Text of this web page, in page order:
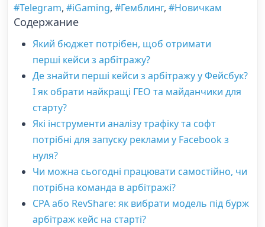
#Telegram, #iGaming, #Гемблинг, #Новичкам
Содержание
Який бюджет потрібен, щоб отримати
перші кейси з арбітражу?
Де знайти перші кейси з арбітражу у Фейсбук?
І як обрати найкращі ГЕО та майданчики для
старту?
Які інструменти аналізу трафіку та софт
потрібні для запуску реклами у Facebook з
нуля?
Чи можна сьогодні працювати самостійно, чи
потрібна команда в арбітражі?
CPA або RevShare: як вибрати модель під бурж
арбітраж кейс на старті?